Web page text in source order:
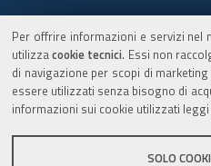
Per offrire informazioni e servizi
utilizzacookie tecnici. Essi non
di navigazione per scopi di
essere utilizzati senza bisogno di
informazioni sui cookie utilizzati
SOLO
Informazioni sul Burert
e contatti
C.F.